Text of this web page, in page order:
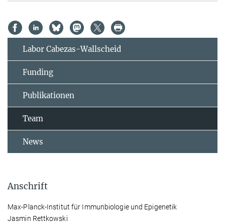
Labor Cabezas-Wallscheid
Funding
Publikationen
Team
News
Anschrift
Max-Planck-Institut für Immunbiologie und Epigenetik
Jasmin Rettkowski